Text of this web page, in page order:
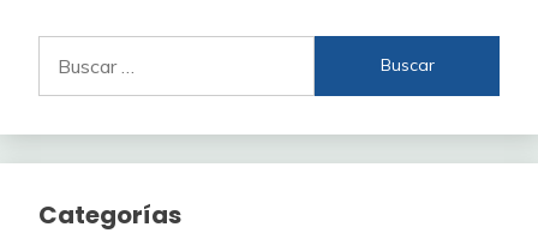
Categorías